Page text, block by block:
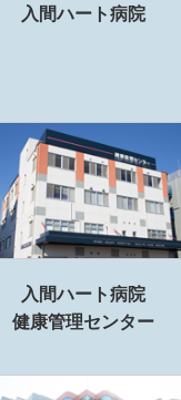
入間ハート病院
入間ハート病院
健康管理センター